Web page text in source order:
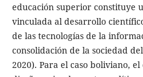
educación superior constituye
vinculada al desarrollo
de las tecnologías de la
consolidación de la sociedad
2020). Para el caso boliviano,